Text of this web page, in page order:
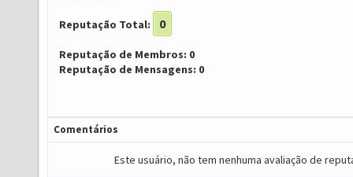
Reputação Total: 0
Reputação de Membros: 0
Reputação de Mensagens: 0
Comentários
Este usuário, não tem nenhuma avaliação de